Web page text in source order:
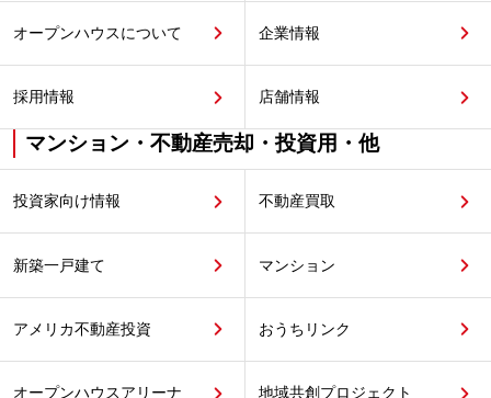
オープンハウスについて 企業情報
採用情報 店舗情報
マンション・不動産売却・投資用・他
投資家向け情報 不動産買取
新築一戸建て マンション
アメリカ不動産投資 おうちリンク
オープンハウスアリーナ 地域共創プロジェクト